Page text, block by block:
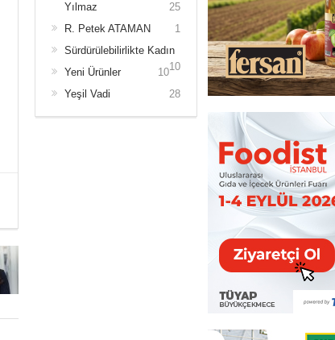
Yılmaz
25
R. Petek ATAMAN
1
Sürdürülebilirlikte Kadın
10
Yeni Ürünler
10
Yeşil Vadi
28